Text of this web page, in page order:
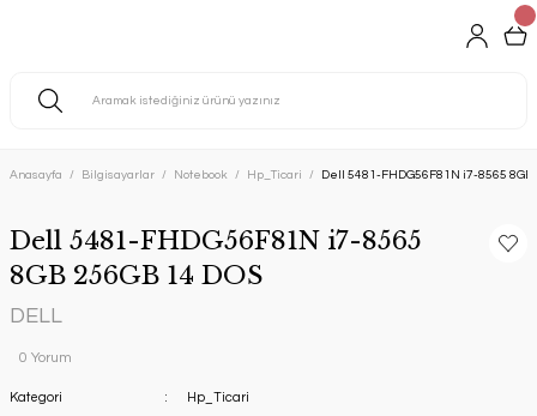
Anasayfa Bilgisayarlar Notebook Hp_Ticari Dell 5481-FHDG56F81N i7-8565 8GB
Dell 5481-FHDG56F81N i7-8565
8GB 256GB 14 DOS
DELL
0 Yorum
Kategori
Hp_Ticari